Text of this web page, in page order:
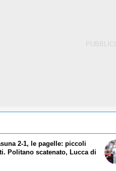
2-1, le pagelle: piccoli
Politano scatenato, Lucca di